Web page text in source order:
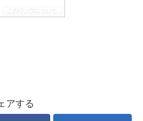
アする